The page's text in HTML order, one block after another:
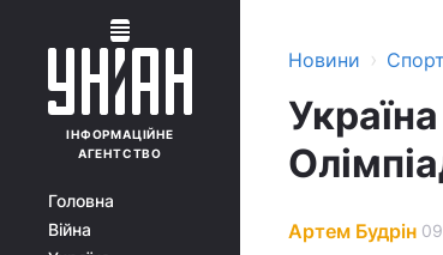
ІНФОРМАЦІЙНЕ
АГЕНТСТВО
Головна
Війна
Новини › Спорт
Артем Будрін